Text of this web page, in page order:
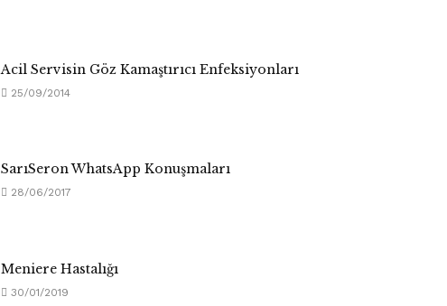
Acil Servisin Göz Kamaştırıcı Enfeksiyonları
25/09/2014
SarıSeron WhatsApp Konuşmaları
28/06/2017
Meniere Hastalığı
30/01/2019